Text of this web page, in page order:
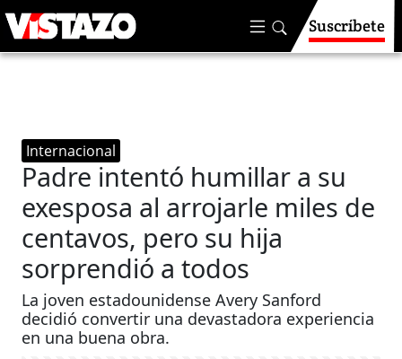
Suscríbete
Internacional
Padre intentó humillar a su
exesposa al arrojarle miles de
centavos, pero su hija
sorprendió a todos
La joven estadounidense Avery Sanford
decidió convertir una devastadora experiencia
en una buena obra.